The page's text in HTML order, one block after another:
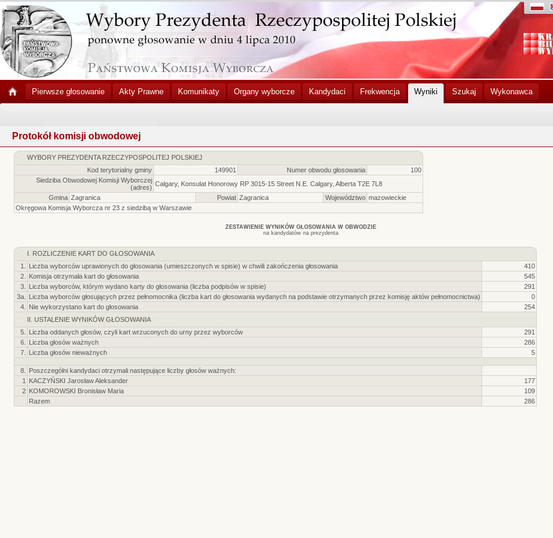
Pierwsze głosowanie Akty Prawne Komunikaty Organy wyborcze Kandydaci Frekwencja Wyniki Szukaj Wykonawca
Protokół komisji obwodowej
WYBORY PREZYDENTA RZECZYPOSPOLITEJ POLSKIEJ
Kod terytorialny gminy
149901 Numer obwodu głosowania
100
Siedziba Obwodowej Komisji Wyborczej
(adres) Calgary, Konsulat Honorowy RP 3015-15 Street N.E. Calgary, Alberta T2E 7L8
Gmina Zagranica Powiat Zagranica Województwo mazowieckie
Okręgowa Komisja Wyborcza nr 23 z siedzibą w Warszawie
ZESTAWIENIE WYNIKÓW GŁOSOWANIA W OBWODZIE
na kandydatów na prezydenta
I. ROZLICZENIE KART DO GŁOSOWANIA
1.
Liczba wyborców uprawionych do głosowania (umieszczonych w spisie) w chwili zakończenia głosowania
410
2.
Komisja otrzymała kart do głosowania
545
3.
Liczba wyborców, którym wydano karty do głosowania (liczba podpisów w spisie)
291
3a.
Liczba wyborców głosujących przez pełnomocnika (liczba kart do głosowania wydanych na podstawie otrzymanych przez komisję aktów pełnomocnictwa)
0
4.
Nie wykorzystano kart do głosowania
254
II. USTALENIE WYNIKÓW GŁOSOWANIA
5.
Liczba oddanych głosów, czyli kart wrzuconych do urny przez wyborców
291
6.
Liczba głosów ważnych
286
7.
Liczba głosów nieważnych 5
8.
Poszczególni kandydaci otrzymali następujące liczby głosów ważnych:
1
KACZYŃSKI Jarosław Aleksander
177
2 KOMOROWSKI Bronisław Maria
109
Razem
286